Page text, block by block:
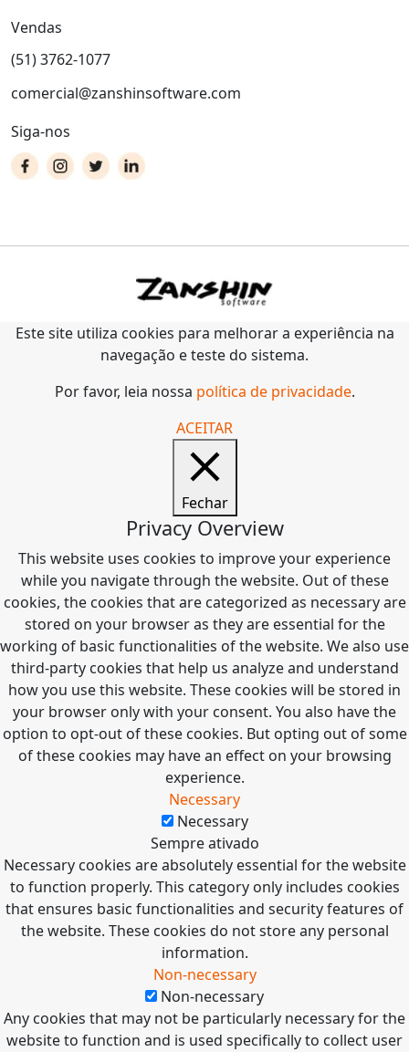
Vendas
(51) 3762-1077
comercial@zanshinsoftware.com
Siga-nos
Este site utiliza cookies para melhorar a experiência na
navegação e teste do sistema.
Por favor, leia nossa política de privacidade.
ACEITAR
Fechar
Privacy Overview
This website uses cookies to improve your experience
while you navigate through the website. Out of these
cookies, the cookies that are categorized as necessary are
stored on your browser as they are essential for the
working of basic functionalities of the website. We also use
third-party cookies that help us analyze and understand
how you use this website. These cookies will be stored in
your browser only with your consent. You also have the
option to opt-out of these cookies. But opting out of some
of these cookies may have an effect on your browsing
experience.
Necessary
Necessary
Sempre ativado
Necessary cookies are absolutely essential for the website
to function properly. This category only includes cookies
that ensures basic functionalities and security features of
the website. These cookies do not store any personal
information.
Non-necessary
Non-necessary
Any cookies that may not be particularly necessary for the
website to function and is used specifically to collect user